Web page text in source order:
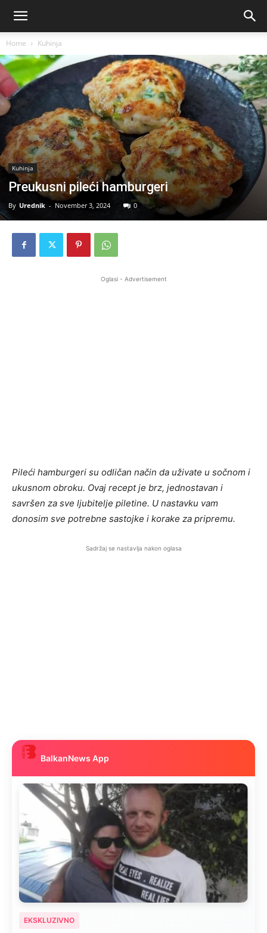
Home Kuhinja
Kuhinja
Preukusni pileći hamburgeri
By Urednik - November 3, 2024 0
Oglasi - Advertisement
Pileći hamburgeri su odličan način da uživate u sočnom i
ukusnom obroku. Ovaj recept je brz, jednostavan i
savršen za sve ljubitelje piletine. U nastavku vam
donosim sve potrebne sastojke i korake za pripremu.
Sadržaj se nastavlja nakon oglasa
BalkanNews App
EKSKLUZIVNO